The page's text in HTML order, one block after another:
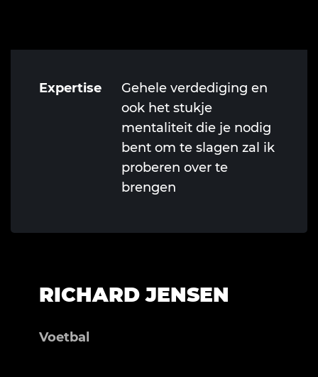
Expertise
Gehele verdediging en
ook het stukje
mentaliteit die je nodig
bent om te slagen zal ik
proberen over te
brengen
RICHARD JENSEN
Voetbal